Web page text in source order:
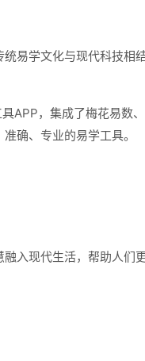
易学文化与现代科技相
，集成了梅花易数
确、专业的易学工具。
入现代生活，帮助人们